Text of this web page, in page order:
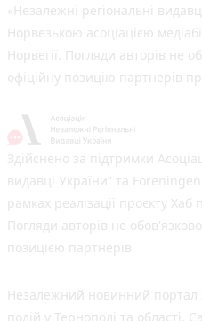
«Незалежні регіональні
Норвезькою асоціацією
Норвегії. Погляди авторів не
офіційну позицію партнерів
Здійснено за підтримки
видавці України” та
рамках реалізації проєкту Хаб
Погляди авторів не
позицією партнерів
Незалежний новинний портал
подій у Тернополі та області.